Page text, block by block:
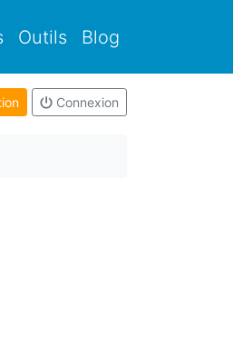
Outils Blog
Connexion